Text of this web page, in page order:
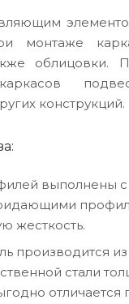
монтаже
облицовки.
конструкций.
выполнены
жесткость.
производится из
стали
отличается